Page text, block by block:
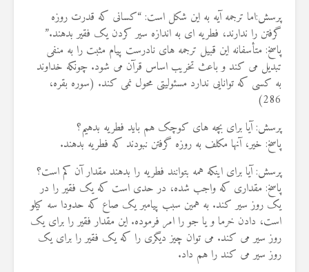
پرسش:اما ترجمه آیه به این شکل است: “کسانی که قدرت روزه
گرفتن را ندارند، فطریه ای به اندازه سیر کردن یک فقیر بدهند.”
پاسخ: متأسفانه این قبیل ترجمه های نادرست پیام مثبت را به منفی
تبدیل می کند و باعث تخریب اساس قرآن می شود. چونکه خداوند
به کسی که توانایی ندارد مسئولیتی محول نمی کند. (سوره بقره،
286)
پرسش: آیا برای بچه های کوچک هم باید فطریه بدهیم؟
پاسخ: خیر، آنها مکلف به روزه گرفتن نبودند که فطریه بدهند.
پرسش: آیا برای اینکه همه بتوانند فطریه را بدهند مقدار آن کم است؟
پاسخ: مقداری که واجب شده، در حدی است که یک فقیر را در
یک روز سیر کند. به همین سبب پیامبر یک صاع که حدودا سه کیلو
است، دادن خرما و یا جو را امر فرموده. این مقدار فقیر را برای یک
روز سیر می کند. می توان چیز دیگری را که یک فقیر را برای یک
روز سیر می کند را هم داد.